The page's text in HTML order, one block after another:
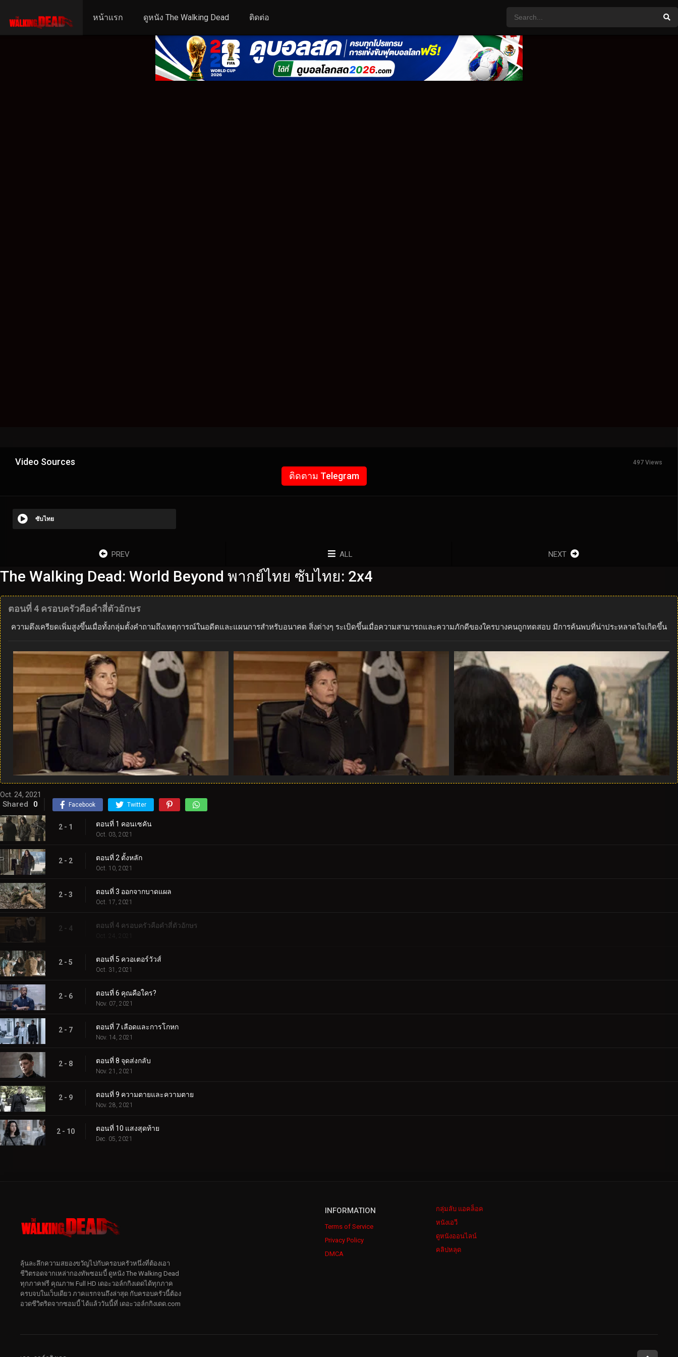
หน้าแรก ดูหนัง The Walking Dead ติดต่อ
Video Sources 497 Views
ติดตาม Telegram
ซับไทย
PREV ALL NEXT
The Walking Dead: World Beyond พากย์ไทย ซับไทย: 2x4
ตอนที่ 4 ครอบครัวคือคำสี่ตัวอักษร
ความตึงเครียดเพิ่มสูงขึ้นเมื่อทั้งกลุ่มตั้งคำถามถึงเหตุการณ์ในอดีตและแผนการสำหรับอนาคต สิ่งต่างๆ ระเบิดขึ้นเมื่อความสามารถและความภักดีของใครบางคนถูกทดสอบ มีการค้นพบที่น่าประหลาดใจเกิดขึ้น
Oct. 24, 2021
Shared 0 Facebook Twitter
2 - 1 ตอนที่ 1 คอนเซคัน
Oct. 03, 2021
2 - 2 ตอนที่ 2 ตั้งหลัก
Oct. 10, 2021
2 - 3 ตอนที่ 3 ออกจากบาดแผล
Oct. 17, 2021
2 - 4 ตอนที่ 4 ครอบครัวคือคำสี่ตัวอักษร
2 - 5 ตอนที่ 5 ควอเตอร์วัวส์
Oct. 31, 2021
2 - 6 ตอนที่ 6 คุณคือใคร?
Nov. 07, 2021
2 - 7 ตอนที่ 7 เลือดและการโกหก
Nov. 14, 2021
2 - 8 ตอนที่ 8 จุดส่งกลับ
Nov. 21, 2021
2 - 9 ตอนที่ 9 ความตายและความตาย
Nov. 28, 2021
2 - 10 ตอนที่ 10 แสงสุดท้าย
Dec. 05, 2021
INFORMATION
Terms of Service
Privacy Policy
DMCA
กลุ่มลับ แอคล็อค
หนังเอวี
ดูหนังออนไลน์
คลิปหลุด
ลุ้นละลึกความสยองขวัญไปกับครอบครัวหนึ่งที่ต้องเอา
ชีวิตรอดจากเหล่ากองทัพซอมบี้ ดูหนัง The Walking Dead
ทุกภาคฟรี คุณภาพ Full HD เดอะวอล์กกิงเดดได้ทุกภาค
ครบจบในเว็บเดียว ภาคแรกจนถึงล่าสุด กับครอบครัวนี้ต้อง
อวดชีวิตริดจากซอมบี้ ได้แล้ววันนี้ที่ เดอะวอล์กกิงเดด.com